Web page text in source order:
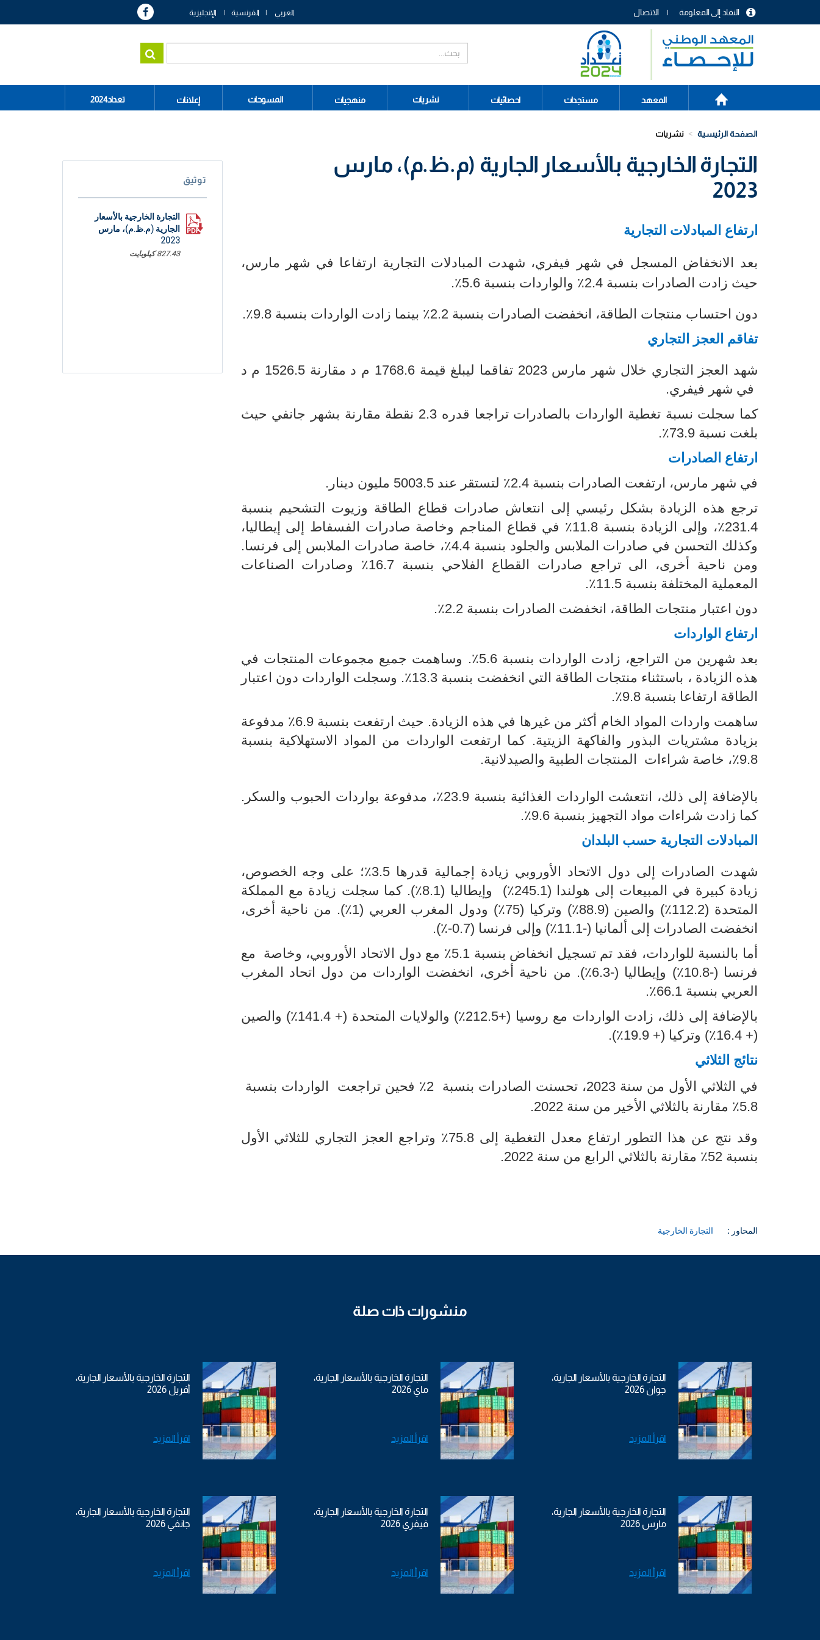
menu
header
الاتصال النفاذ إلى المعلومة العربي الفرنسية الإنجليزية
Main
navigation
الرئيسية
المعهد مستجدات احصائيات نشريات منهجيات المسوحات إعلانات تعداد2024
الصفحة الرئيسية نشريات
التجارة الخارجية بالأسعار الجارية (م.ظ.م)، مارس
2023
ارتفاع المبادلات التجارية
بعد الانخفاض المسجل في شهر فيفري، شهدت المبادلات التجارية ارتفاعا في شهر مارس،
حيث زادت الصادرات بنسبة 2.4٪ والواردات بنسبة 5.6٪.
دون احتساب منتجات الطاقة، انخفضت الصادرات بنسبة 2.2٪ بينما زادت الواردات بنسبة 9.8٪.
تفاقم العجز التجاري
شهد العجز التجاري خلال شهر مارس 2023 تفاقما ليبلغ قيمة 1768.6 م د مقارنة 1526.5 م د
في شهر فيفري.
كما سجلت نسبة تغطية الواردات بالصادرات تراجعا قدره 2.3 نقطة مقارنة بشهر جانفي حيث
بلغت نسبة 73.9٪.
ارتفاع الصادرات
في شهر مارس، ارتفعت الصادرات بنسبة 2.4٪ لتستقر عند 5003.5 مليون دينار
.
ترجع هذه الزيادة بشكل رئيسي إلى انتعاش صادرات قطاع الطاقة وزيوت التشحيم بنسبة
231.4٪، وإلى الزيادة بنسبة 11.8٪ في قطاع المناجم وخاصة صادرات الفسفاط إلى إيطاليا،
وكذلك التحسن في صادرات الملابس والجلود بنسبة 4.4٪، خاصة صادرات الملابس إلى فرنسا
.
ومن ناحية أخرى، الى تراجع صادرات القطاع الفلاحي بنسبة 16.7٪ وصادرات الصناعات
المعملية المختلفة بنسبة 11.5٪.
دون اعتبار منتجات الطاقة، انخفضت الصادرات بنسبة 2.2٪.
ارتفاع ا لواردات
بعد شهرين من التراجع، زادت الواردات بنسبة 5.6٪. وساهمت جميع مجموعات المنتجات في
هذه الزيادة ، باستثناء منتجات الطاقة التي انخفضت بنسبة 13.3٪. وسجلت الواردات دون اعتبار
الطاقة ارتفاعا بنسبة 9.8٪
.
ساهمت واردات المواد الخام أكثر من غيرها في هذه الزيادة. حيث ارتفعت بنسبة 6.9٪ مدفوعة
بزيادة مشتريات البذور والفاكهة الزيتية. كما ارتفعت الواردات من المواد الاستهلاكية بنسبة
9.8٪، خاصة شراءات المنتجات الطبية والصيدلانية
.
بالإضافة إلى ذلك، انتعشت الواردات الغذائية بنسبة 23.9٪، مدفوعة بواردات الحبوب والسكر.
كما زادت شراءات مواد التجهيز بنسبة 9.6٪.
المبادلات التجارية حسب البلدان
شهدت الصادرات إلى دول الاتحاد الأوروبي زيادة إجمالية قدرها 3.5٪ ؛ على وجه الخصوص،
زيادة كبيرة في المبيعات إلى هولندا (245.1٪)
وإيطاليا (8.1٪). كما سجلت زيادة مع المملكة
المتحدة (112.2٪)
والصين (88.9٪) وتركيا (75٪) ودول المغرب العربي (1٪). من ناحية أخرى،
انخفضت الصادرات إلى ألمانيا (-11.1٪) وإلى فرنسا (
-0.7٪).
أما بالنسبة للواردات، فقد تم تسجيل انخفاض بنسبة 5.1٪ مع دول الاتحاد الأوروبي، وخاصة مع
فرنسا (-10.8٪) وإيطاليا (-6.3٪). من ناحية أخرى، انخفضت الواردات من دول اتحاد المغرب
العربي بنسبة 66.1٪
.
بالإضافة إلى ذلك، زادت الواردات مع روسيا (+212.5٪) والولايات المتحدة (+ 141.4٪) والصين
(+ 16.4٪) وتركيا (+ 19.9٪).
نتائج الثلاثي
في الثلاثي الأول من سنة 2023، تحسنت الصادرات بنسبة 2٪ فحين تراجعت الواردات بنسبة
5.8٪ مقارنة بالثلاثي الأخير من سنة 2022.
وقد نتج عن هذا التطور ارتفاع معدل التغطية إلى 75.8٪ وتراجع العجز التجاري للثلاثي الأول
بنسبة 52٪ مقارنة بالثلاثي الرابع من سنة 2022.
المحاور : التجارة الخارجية
توثيق
التجارة الخارجية بالأسعار
الجارية (م.ظ.م)، مارس
2023
827.43 كيلوبايت
منشورات ذات صلة
التجارة الخارجية بالأسعار الجارية،
جوان 2026
اقرأ المزيد
التجارة الخارجية بالأسعار الجارية،
ماي 2026
اقرأ المزيد
التجارة الخارجية بالأسعار الجارية،
أفريل 2026
اقرأ المزيد
التجارة الخارجية بالأسعار الجارية،
مارس 2026
اقرأ المزيد
التجارة الخارجية بالأسعار الجارية،
فيفري 2026
اقرأ المزيد
التجارة الخارجية بالأسعار الجارية،
جانفي 2026
اقرأ المزيد